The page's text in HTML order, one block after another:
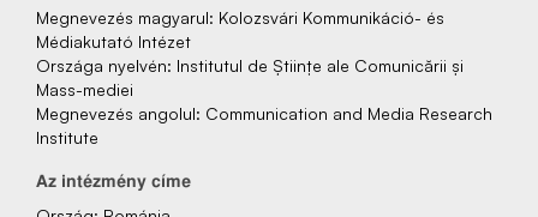
Megnevezés‌ magyarul: Kolozsvári Kommunikáció- és
Médiakutató Intézet
Országa nyelvén: Institutul de Științe ale Comunicării și
Mass-mediei
Megnevezés‌ angolul: Communication and Media Research
Institute
Az‌ intézmény‌ címe